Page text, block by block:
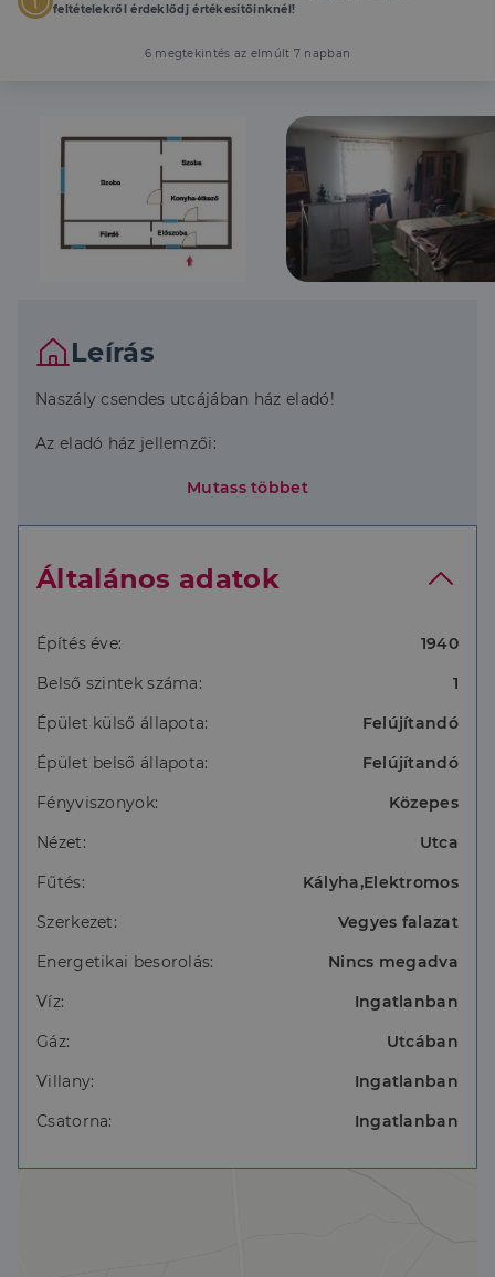
feltételekről érdeklődj értékesítőinknél!
6 megtekintés az elmúlt 7 napban
Leírás
Naszály csendes utcájában ház eladó!
Az eladó ház jellemzői:
- 1798 m2 telekterület
- 2 szoba
- fa födém
- fűtése kandallóval
Amennyiben felkeltettem érdeklődését, hívjon még
Mutass többet
Általános adatok
Építés éve:
1940
Belső szintek száma:
1
Épület külső állapota:
Felújítandó
Épület belső állapota:
Felújítandó
Fényviszonyok:
Közepes
Nézet:
Utca
Fűtés:
Kályha,Elektromos
Szerkezet:
Vegyes falazat
Energetikai besorolás:
Nincs megadva
Víz:
Ingatlanban
Gáz:
Utcában
Villany:
Ingatlanban
Csatorna:
Ingatlanban